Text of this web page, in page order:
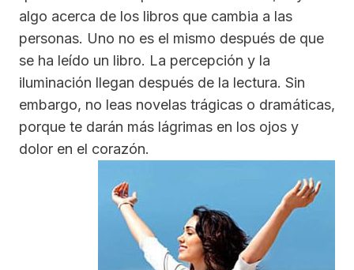
algo acerca de los libros que cambia a las
personas. Uno no es el mismo después de que
se ha leído un libro. La percepción y la
iluminación llegan después de la lectura. Sin
embargo, no leas novelas trágicas o dramáticas,
porque te darán más lágrimas en los ojos y
dolor en el corazón.